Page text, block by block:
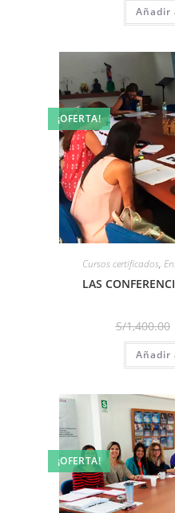
Añadir
¡OFERTA!
Cursos certificados,
LAS
S/1,400.00
Añadir
¡OFERTA!